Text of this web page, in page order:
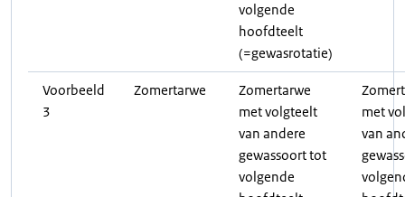
volgende
hoofdteelt
(=gewasrotatie)
Voorbeeld
3
Zomertarwe
Zomertarwe
met volgteelt
van andere
gewassoort tot
volgende
met
van